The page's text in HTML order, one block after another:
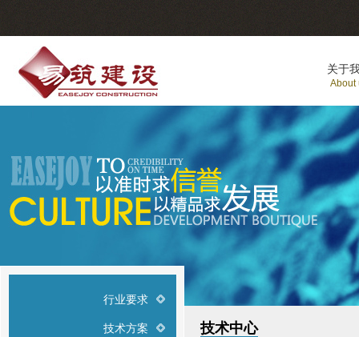
关于
About
行业要求
技术方案 技术中心